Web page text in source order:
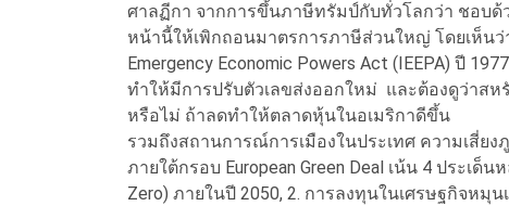
ศาลฏีกา จากการขึ้นภาษีทรัมป์กับทั่วโลกว่า ชอบ
หน้านี้ให้เพิกถอนมาตรการภาษีส่วนใหญ่ โดยเห็นว่
Emergency Economic Powers Act (IEEPA) ปี
ทำให้มีการปรับตัวเลขส่งออกใหม่ และต้องดูว่าสหรั
หรือไม่ ถ้าลดทำให้ตลาดหุ้นในอเมริกาดีขึ้น
รวมถึงสถานการณ์การเมืองในประเทศ ความเสี่ย
ภายใต้กรอบ European Green Deal เน้น 4 ประเ
Zero) ภายในปี 2050, 2. การลงทุนในเศรษฐกิจหมุ